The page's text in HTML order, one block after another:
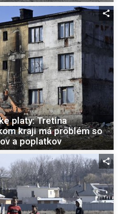
platy: Tretina
kraji má problém so
a poplatkov